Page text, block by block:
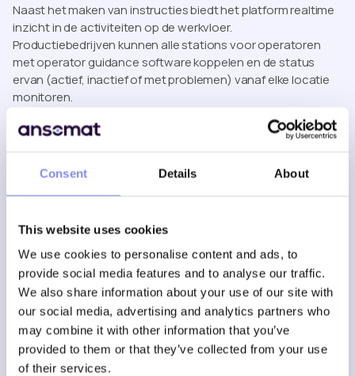
Consent Details About
This website uses cookies
We use cookies to personalise content and ads, to
provide social media features and to analyse our traffic.
We also share information about your use of our site with
our social media, advertising and analytics partners who
may combine it with other information that you’ve
provided to them or that they’ve collected from your use
of their services.
Naast het maken van instructies biedt het platform realtime
inzicht in de activiteiten op de werkvloer.
Productiebedrijven kunnen alle stations voor operatoren
met operator guidance software koppelen en de status
ervan (actief, inactief of met problemen) vanaf elke locatie
monitoren.
Het systeem zorgt ook voor een centrale registratie van
alle handelingen van operatoren, waardoor volledige
operatoren met realtime KPI-dashboards en
gecentraliseerde rapportage. Voor elk geproduceerd
kwaliteit, zoals doorgaans vereist door OEM’s in de
automobielsector en Tier-1-leveranciers. Dit niveau van
transparantie maakt snellere, datagestuurde
besluitvorming en continue procesoptimalisatie mogelijk.
Ontmoet Ansomat op
Indumation